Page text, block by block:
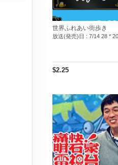
世界ふれあい街歩き
放送(発売)日 : 7/14 28 *
$2.25